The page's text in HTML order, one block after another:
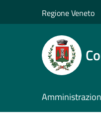
Regione Veneto